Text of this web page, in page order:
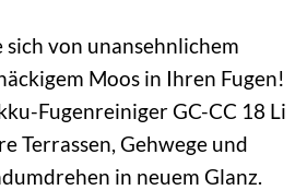
sich von unansehnlichem
Moos in Ihren Fugen!
Fugenreiniger GC-CC 18 Li
Terrassen, Gehwege und
in neuem Glanz.